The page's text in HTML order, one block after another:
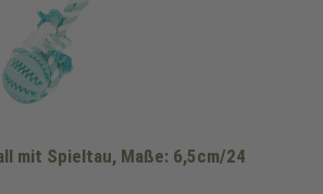
mit Spieltau, Maße: 6,5cm/24